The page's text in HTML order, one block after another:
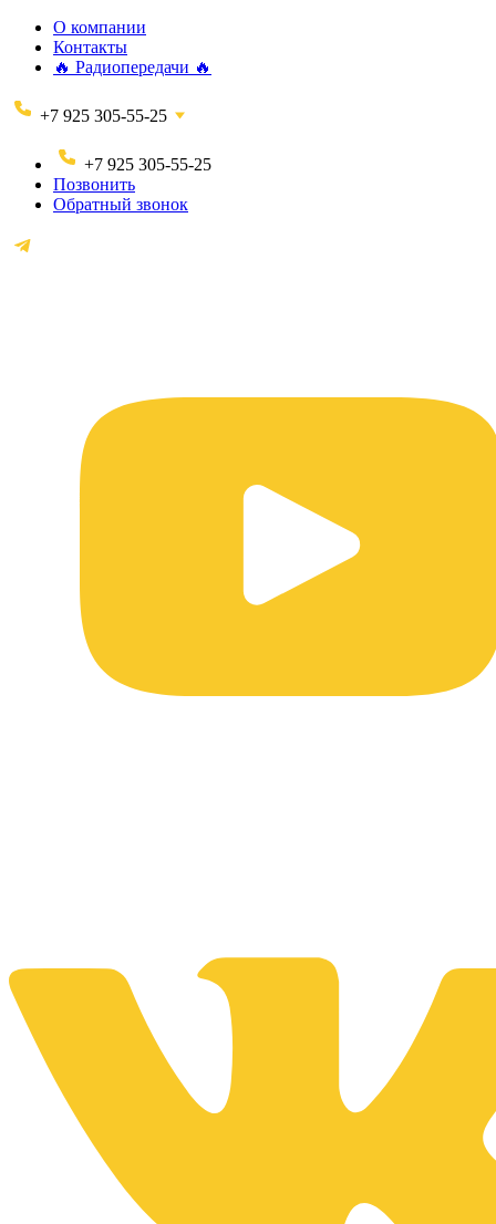
О компании
Контакты
🔥 Радиопередачи 🔥
+7 925 305-55-25
+7 925 305-55-25
Позвонить
Обратный звонок